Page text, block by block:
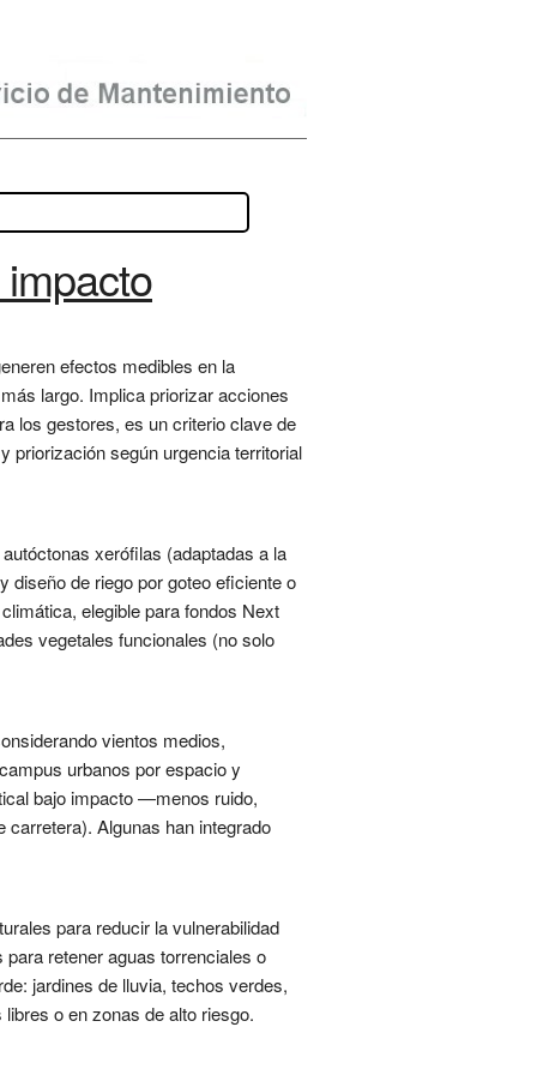
efectos medibles en la
largo. Implica priorizar acciones
los gestores, es un criterio clave de
priorización según urgencia territorial
xerófilas (adaptadas a la
diseño de riego por goteo eficiente o
elegible para fondos Next
vegetales funcionales (no solo
vientos medios,
urbanos por espacio y
bajo impacto —menos ruido,
Algunas han integrado
para reducir la vulnerabilidad
retener aguas torrenciales o
jardines de lluvia, techos verdes,
o en zonas de alto riesgo.